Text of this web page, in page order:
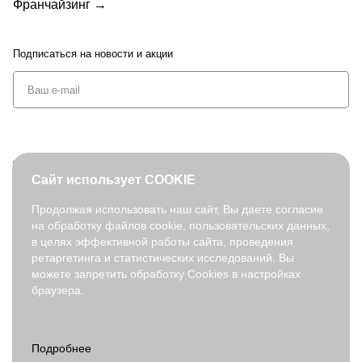
Франчайзинг →
Подписаться на новости и акции
© 2026. fabretti.ru. Все права защищены
На информационном ресурсе применяются
рекомендательные
технологии .
Все ресурсы сайта fabretti.ru, включая (но не ограничиваясь)
прав на интеллектуальную собственность, защищены российским
Сайт использует COOKIE
Продолжая использовать наш сайт, Вы даете согласие
на обработку файлов cookie, пользовательских данных,
в целях эффективной работы сайта, проведения
ретаргетинга и статистических исследований. Вы
можете запретить обработку Cookies в настройках
браузера.